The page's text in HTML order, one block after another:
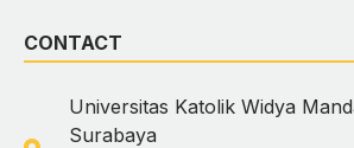
CONTACT
Universitas Katolik Widya
Surabaya